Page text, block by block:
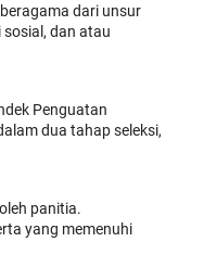
dari unsur
dan atau
Penguatan
dua tahap seleksi,
panitia.
yang memenuhi